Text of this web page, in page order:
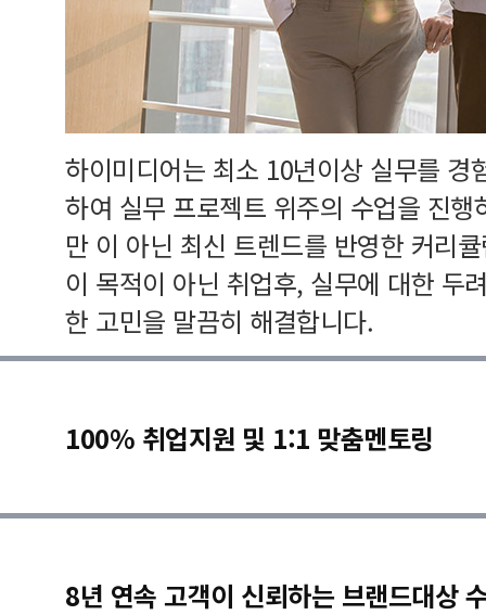
하이미디어는 최소 10년이상 실무를 경
하여 실무 프로젝트 위주의 수업을 진
만 이 아닌 최신 트렌드를 반영한 커리
이 목적이 아닌 취업후, 실무에 대한 두
한 고민을 말끔히 해결합니다.
100% 취업지원 및 1:1 맞춤멘토링
8년 연속 고객이 신뢰하는 브랜드대상